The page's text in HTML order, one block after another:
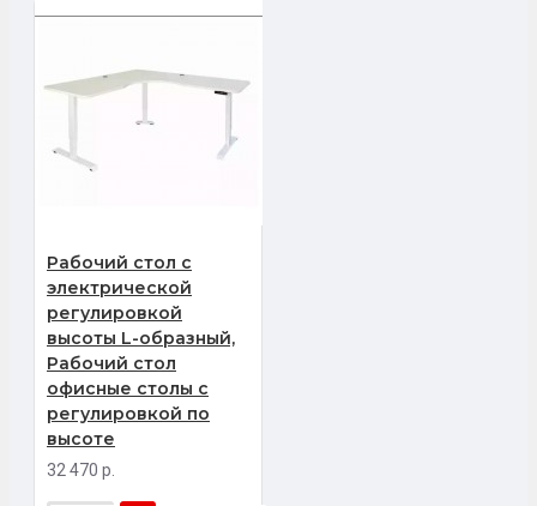
Рабочий стол с
электрической
регулировкой
высоты L-образный,
Рабочий стол
офисные столы с
регулировкой по
высоте
32 470 р.